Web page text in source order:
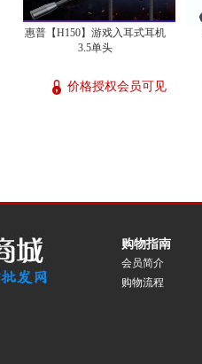
惠普【H150】游戏入耳式耳机
3.5单头
价格授权会员可见
购物指南
会员简介
购物流程